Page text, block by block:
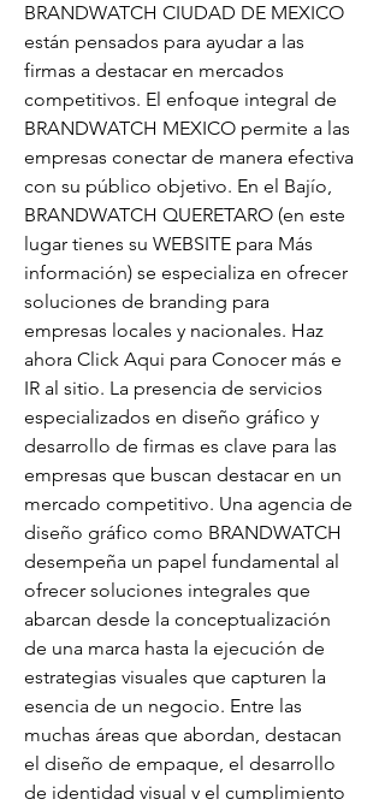
BRANDWATCH CIUDAD DE MEXICO
están pensados para ayudar a las
firmas a destacar en mercados
competitivos. El enfoque integral de
BRANDWATCH MEXICO permite a las
empresas conectar de manera efectiva
con su público objetivo. En el Bajío,
BRANDWATCH QUERETARO (en este
lugar tienes su WEBSITE para Más
información) se especializa en ofrecer
soluciones de branding para
empresas locales y nacionales. Haz
ahora Click Aqui para Conocer más e
IR al sitio. La presencia de servicios
especializados en diseño gráfico y
desarrollo de firmas es clave para las
empresas que buscan destacar en un
mercado competitivo. Una agencia de
diseño gráfico como BRANDWATCH
desempeña un papel fundamental al
ofrecer soluciones integrales que
abarcan desde la conceptualización
de una marca hasta la ejecución de
estrategias visuales que capturen la
esencia de un negocio. Entre las
muchas áreas que abordan, destacan
el diseño de empaque, el desarrollo
de identidad visual y el cumplimiento